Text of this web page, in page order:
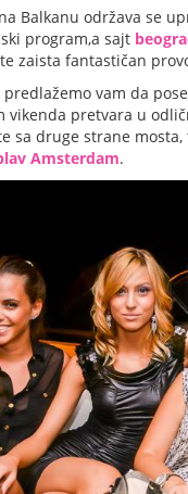
Balkanu održava se
program,a sajt
zaista fantastičan
vam da
vikenda pretvara u
sa druge strane
Amsterdam.